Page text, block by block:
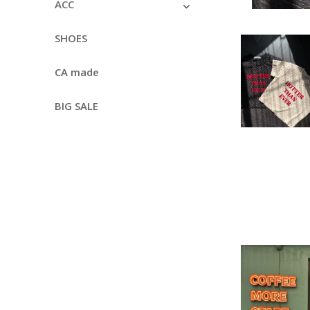
ACC
SHOES
CA made
BIG SALE